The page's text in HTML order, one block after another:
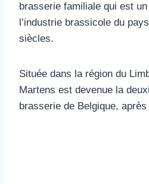
brasserie familiale qui est
l’industrie brassicole du
siècles.
Située dans la région du
Martens est devenue la
brasserie de Belgique,